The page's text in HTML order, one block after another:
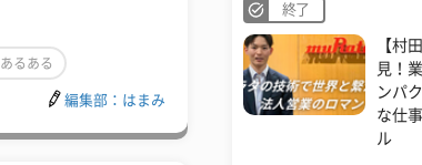
るある
編集部：はまみ
終了
【村
見！
ンパ
な仕
ル